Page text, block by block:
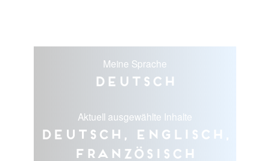
Meine Sprache
Deutsch
Aktuell ausgewählte Inhalte
Deutsch, Englisch,
Französisch